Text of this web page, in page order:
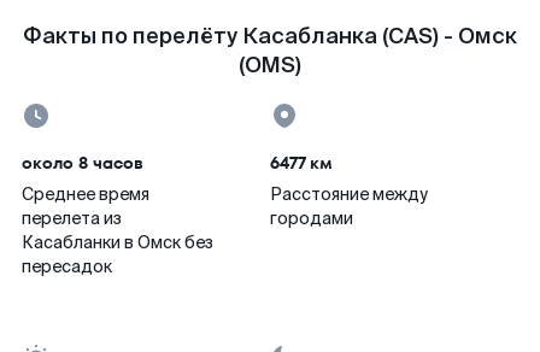
Факты по перелёту Касабланка (CAS) - Омск
(OMS)
около 8 часов
Среднее время
перелета из
Касабланки в Омск без
пересадок
6477 км
Расстояние между
городами